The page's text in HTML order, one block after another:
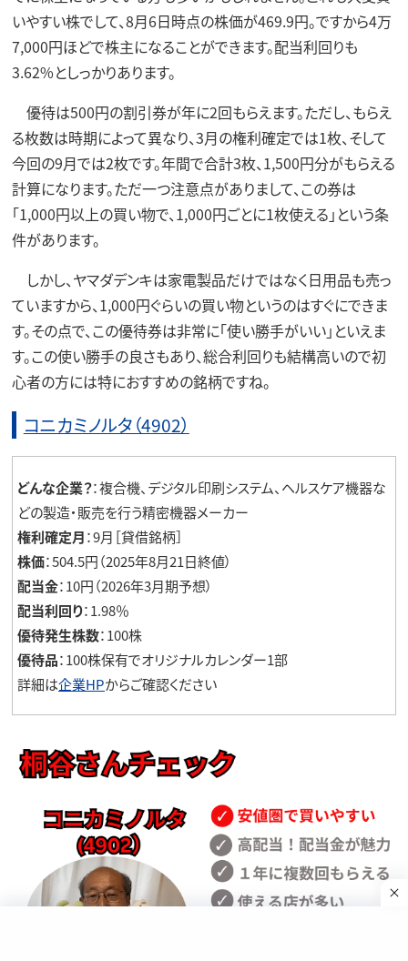
いやすい株でして、8月6日時点の株価が469.9円。ですから4万
7,000円ほどで株主になることができます。配当利回りも
3.62%としっかりあります。
優待は500円の割引券が年に2回もらえます。ただし、もらえ
る枚数は時期によって異なり、3月の権利確定では1枚、そして
今回の9月では2枚です。年間で合計3枚、1,500円分がもらえる
計算になります。ただ一つ注意点がありまして、この券は
「1,000円以上の買い物で、1,000円ごとに1枚使える」という条
件があります。
しかし、ヤマダデンキは家電製品だけではなく日用品も売っ
ていますから、1,000円ぐらいの買い物というのはすぐにできま
す。その点で、この優待券は非常に「使い勝手がいい」といえま
す。この使い勝手の良さもあり、総合利回りも結構高いので初
心者の方には特におすすめの銘柄ですね。
コニカミノルタ（4902）
どんな企業？：複合機、デジタル印刷システム、ヘルスケア機器な
どの製造・販売を行う精密機器メーカー
権利確定月：9月［貸借銘柄］
株価：504.5円（2025年8月21日終値）
配当金：10円（2026年3月期予想）
配当利回り：1.98％
優待発生株数：100株
優待品：100株保有でオリジナルカレンダー1部
詳細は企業HPからご確認ください